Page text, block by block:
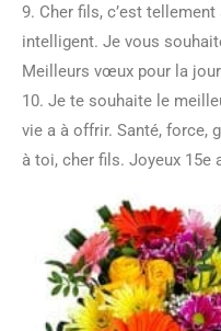
9. Cher fils, c’est
intelligent. Je vous
Meilleurs vœux pour la
10. Je te souhaite le
vie a à offrir. Santé, force,
à toi, cher fils. Joyeux 15e